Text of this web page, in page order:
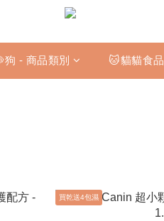
狗 - 商品類別 🐱貓貓食品
買乾送4包濕